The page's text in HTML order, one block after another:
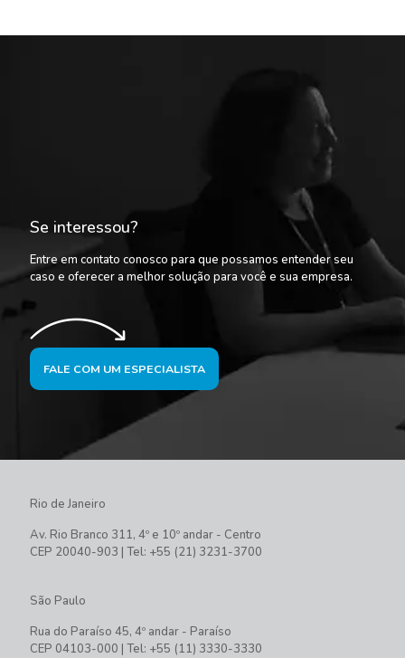
Se interessou?
Entre em contato conosco para que possamos entender seu
caso e oferecer a melhor solução para você e sua empresa.
FALE COM UM ESPECIALISTA
Rio de Janeiro
Av. Rio Branco 311, 4º e 10º andar - Centro
CEP 20040-903 | Tel: +55 (21) 3231-3700
São Paulo
Rua do Paraíso 45, 4º andar - Paraíso
CEP 04103-000 | Tel: +55 (11) 3330-3330